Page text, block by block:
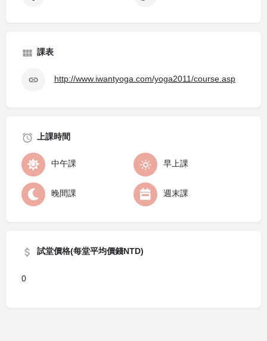
課表
http://www.iwantyoga.com/yoga2011/course.asp
上課時間
中午課 早上課
晚間課 週末課
試堂價格(每堂平均價錢NTD)
0